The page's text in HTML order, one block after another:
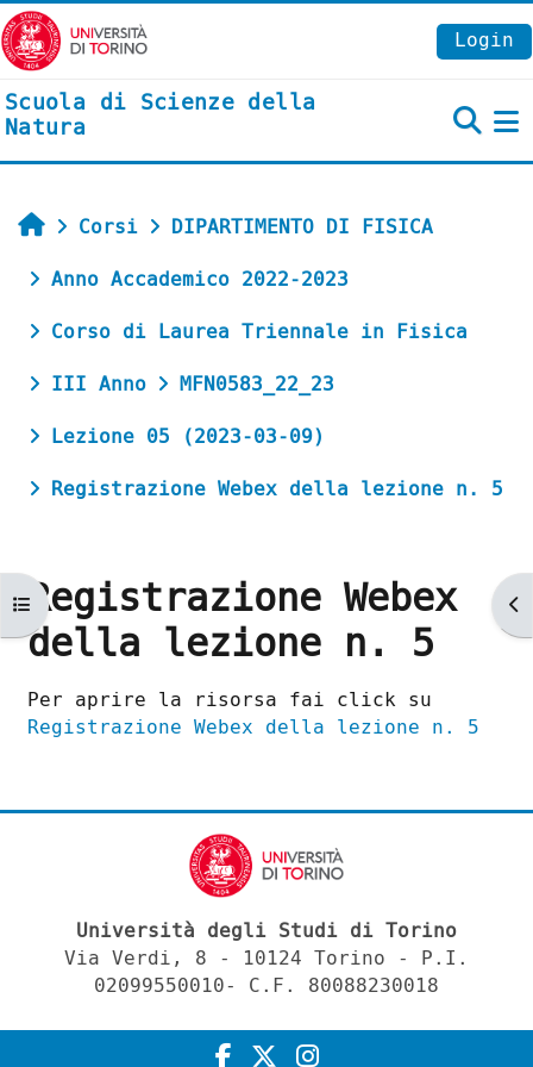
Vai al contenuto principale
Login
Scuola di Scienze della
Natura
Apri indice del corso
Home
Corsi
DIPARTIMENTO DI FISICA
Anno Accademico 2022-2023
Corso di Laurea Triennale in Fisica
III Anno
MFN0583_22_23
Lezione 05 (2023-03-09)
Registrazione Webex della lezione n. 5
Registrazione Webex
della lezione n. 5
Aggregazione dei criteri
Per aprire la risorsa fai click su
Registrazione Webex della lezione n. 5
Università degli Studi di Torino
Via Verdi, 8 - 10124 Torino - P.I.
02099550010- C.F. 80088230018